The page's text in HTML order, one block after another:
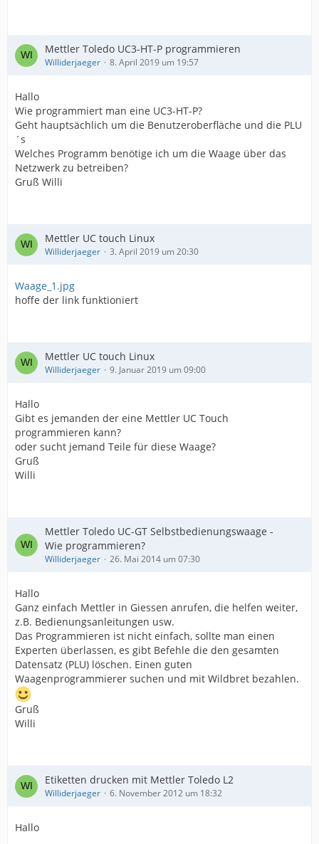
Mettler Toledo UC3-HT-P programmieren
Williderjaeger 8. April 2019 um 19:57
Hallo
Wie programmiert man eine UC3-HT-P?
Geht hauptsächlich um die Benutzeroberfläche und die PLU
´s
Welches Programm benötige ich um die Waage über das
Netzwerk zu betreiben?
Gruß Willi
Mettler UC touch Linux
Williderjaeger 3. April 2019 um 20:30
Waage_1.jpg
hoffe der link funktioniert
Mettler UC touch Linux
Williderjaeger 9. Januar 2019 um 09:00
Hallo
Gibt es jemanden der eine Mettler UC Touch
programmieren kann?
oder sucht jemand Teile für diese Waage?
Gruß
Willi
Mettler Toledo UC-GT Selbstbedienungswaage -
Wie programmieren?
Williderjaeger 26. Mai 2014 um 07:30
Hallo
Ganz einfach Mettler in Giessen anrufen, die helfen weiter,
z.B. Bedienungsanleitungen usw.
Das Programmieren ist nicht einfach, sollte man einen
Experten überlassen, es gibt Befehle die den gesamten
Datensatz (PLU) löschen. Einen guten
Waagenprogrammierer suchen und mit Wildbret bezahlen.
Gruß
Willi
Etiketten drucken mit Mettler Toledo L2
Williderjaeger 6. November 2012 um 18:32
Hallo